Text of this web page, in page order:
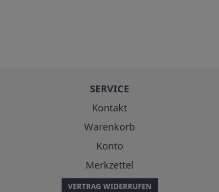
SERVICE
Kontakt
Warenkorb
Konto
Merkzettel
VERTRAG WIDERRUFEN